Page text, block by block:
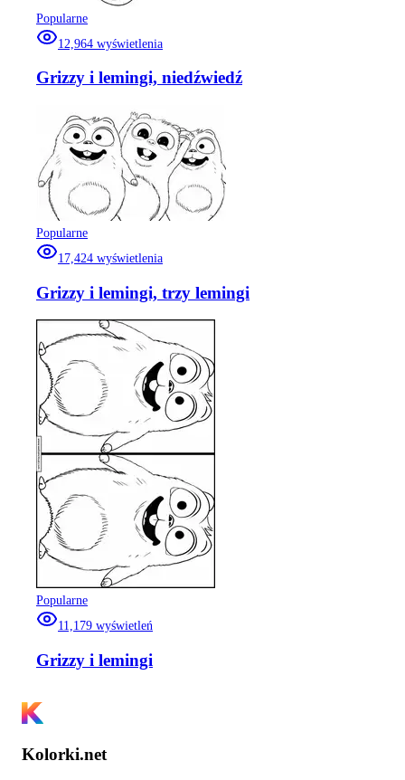
Popularne
12,964 wyświetlenia
Grizzy i lemingi, niedźwiedź
Popularne
17,424 wyświetlenia
Grizzy i lemingi, trzy lemingi
Popularne
11,179 wyświetleń
Grizzy i lemingi
Kolorki.net